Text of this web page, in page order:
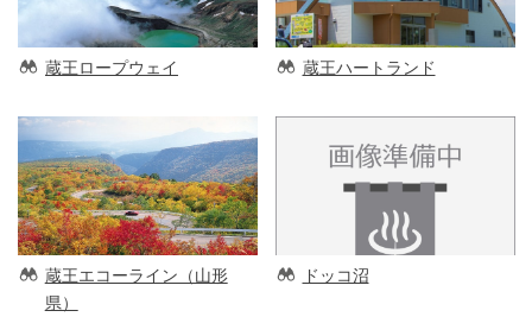
蔵王ロープウェイ 蔵王ハートランド
蔵王エコーライン（山形
県）
ドッコ沼